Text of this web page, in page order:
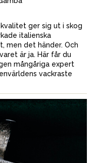
ger sig ut i skog
italienska
men det händer. Och
är ja. Här får du
mångåriga expert
vackraste